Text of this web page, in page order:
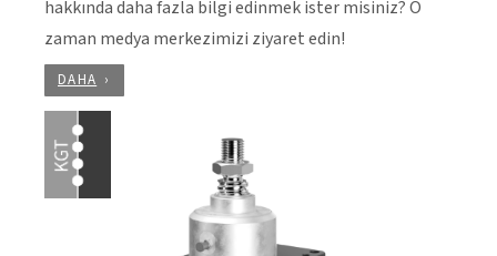
hakkında daha fazla bilgi edinmek ister misiniz? O
zaman medya merkezimizi ziyaret edin!
DAHA